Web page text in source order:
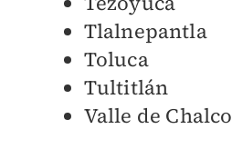
Tlalnepantla
Toluca
Tultitlán
Valle de Chalco